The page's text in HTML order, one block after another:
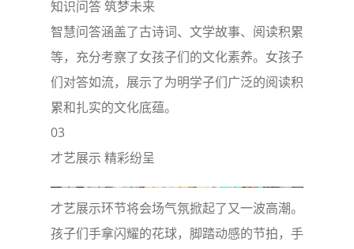
知识问答 筑梦未来
智慧问答涵盖了古诗词、文学故事、阅读积累
等，充分考察了女孩子们的文化素养。女孩子
们对答如流，展示了为明学子们广泛的阅读积
累和扎实的文化底蕴。
03
才艺展示 精彩纷呈
才艺展示环节将会场气氛掀起了又一波高潮。
孩子们手拿闪耀的花球，脚踏动感的节拍，手